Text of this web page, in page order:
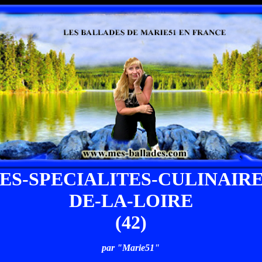
SPECIALITES-
DE-LA-LOIRE
(42)
par "Marie51"